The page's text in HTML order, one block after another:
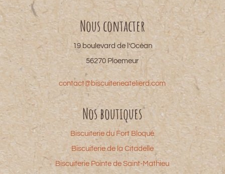
Nous contacter
19 boulevard de l’Océan
56270 Ploemeur
contact@biscuiterieatelierd.com
Nos boutiques
Biscuiterie du Fort Bloqué
Biscuiterie de la Citadelle
Biscuiterie Pointe de Saint-Mathieu